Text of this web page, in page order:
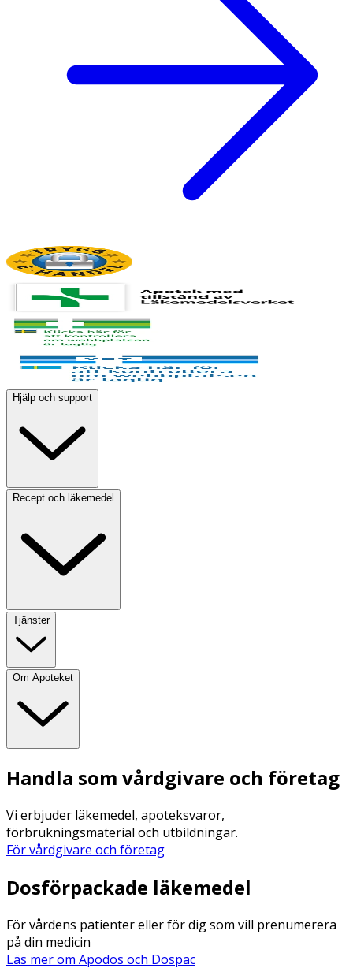
Hjälp och support
Recept och läkemedel
Tjänster
Om Apoteket
Handla som vårdgivare och företag
Vi erbjuder läkemedel, apoteksvaror,
förbrukningsmaterial och utbildningar.
För vårdgivare och företag
Dosförpackade läkemedel
För vårdens patienter eller för dig som vill prenumerera
på din medicin
Läs mer om Apodos och Dospac